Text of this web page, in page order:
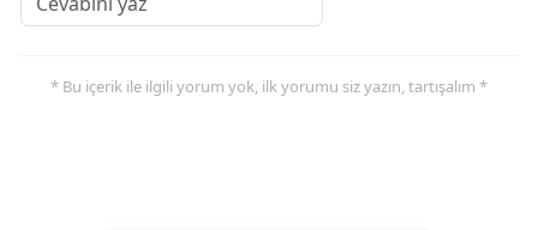
* Bu içerik ile ilgili yorum yok, ilk yorumu siz yazın, tartışalım *